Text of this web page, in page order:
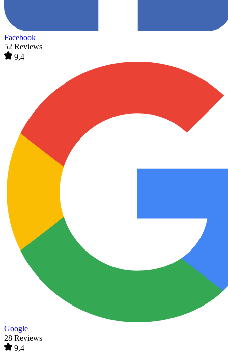
Facebook
52 Reviews
9,4
Google
28 Reviews
9,4